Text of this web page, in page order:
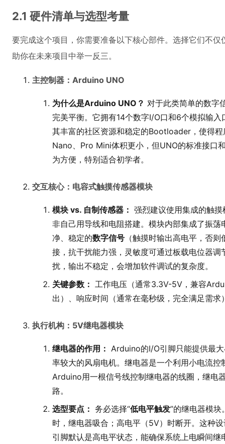
2.1 硬件清单与选型考量
要完成这个项目，你需要准备以下核心部件。选择它们不仅
助你在未来项目中举一反三。
主控制器：Arduino UNO
为什么是Arduino UNO？ 对于此类简单的数字
完美平衡。它拥有14个数字I/O口和6个模拟输
其丰富的社区资源和稳定的Bootloader，使得
Nano、Pro Mini体积更小，但UNO的标准接口
为方便，特别适合初学者。
交互核心：电容式触摸传感器模块
模块 vs. 自制传感器： 强烈建议使用集成的触
非自己用导线和电阻搭建。模块内部集成了振
净、稳定的数字信号 （触摸时输出高电平，否
接，抗干扰能力强，灵敏度可通过板载电位器
扰，输出不稳定，会增加软件调试的复杂度。
关键参数： 工作电压（通常3.3V-5V，兼容
出）、响应时间（通常在毫秒级，完全满足需求
执行机构：5V继电器模块
继电器的作用： Arduino的I/O引脚只能提供最
率较大的风扇电机。继电器是一个利用小电流控
Arduino用一根信号线控制继电器的线圈，继电
路。
选型要点： 务必选择“低电平触发”的继电器模
时，继电器吸合；高电平（5V）时断开。这种
引脚默认是高电平状态，能确保系统上电瞬间